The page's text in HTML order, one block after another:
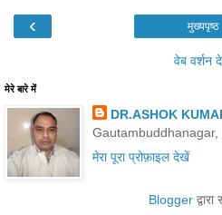
‹ मुख्यपृष्ठ
वेब वर्शन
मेरे बारे में
DR.ASHOK
Gautambuddhanagar,
मेरा पूरा प्रोफ़ाइल देखें
Bloggerद्वारा